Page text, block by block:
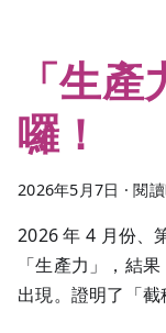
「生
囉！
2026年5月7日 ·閱
2026 年 4 月份、
「生產力」，結
出現。證明了「截